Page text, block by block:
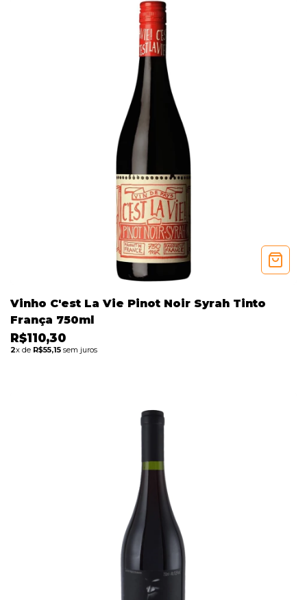
Vinho C'est La Vie Pinot Noir Syrah Tinto
França 750ml
R$110,30
2x de R$55,15 sem juros